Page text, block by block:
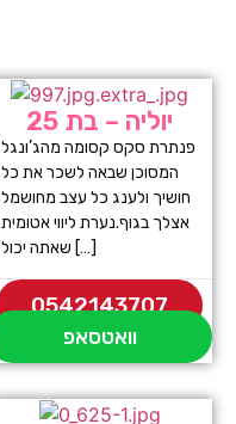
יוליה – בת 25
פנתרת סקס קסומה מהג’ונגל
המסוכן שבאה לשכר את כל
חושיך ולענג כל עצב מחושמל
אצלך בגוף.נערת ליווי אטומית
שאתה יכול […]
0542143707
וואטסאפ